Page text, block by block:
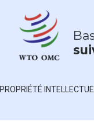
PROPRIÉTÉ